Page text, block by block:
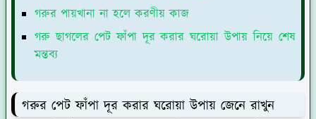
গরুর পায়খানা না হলে করণীয় কাজ
গরু ছাগলের পেট ফাঁপা দূর করার ঘরোয়া উপায় নিয়ে শেষ
মন্তব্য
গরুর পেট ফাঁপা দূর করার ঘরোয়া উপায় জেনে রাখুন